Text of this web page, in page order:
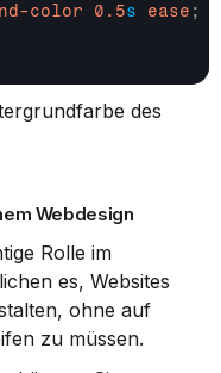
color 0.5s ease ;
des
Webdesign
Rolle im
es, Websites
ohne auf
zu müssen.